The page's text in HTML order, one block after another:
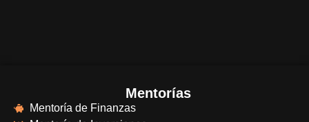
Mentorías
Mentoría de Finanzas